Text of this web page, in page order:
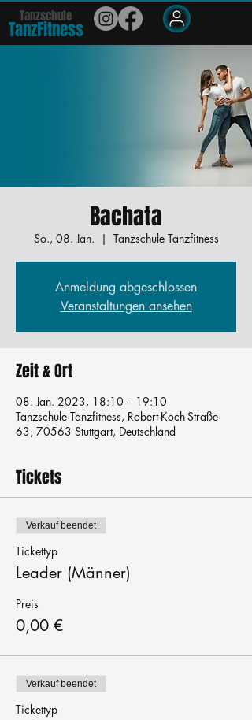
Tanzschule
TanzFitness
Bachata
So., 08. Jan.
  |
Tanzschule Tanzfitness
Anmeldung abgeschlossen
Veranstaltungen ansehen
Zeit & Ort
08. Jan. 2023, 18:10 – 19:10
Tanzschule Tanzfitness, Robert-Koch-Straße
63, 70563 Stuttgart, Deutschland
Tickets
Verkauf beendet
Tickettyp
Leader (Männer)
Preis
0,00 €
Verkauf beendet
Tickettyp